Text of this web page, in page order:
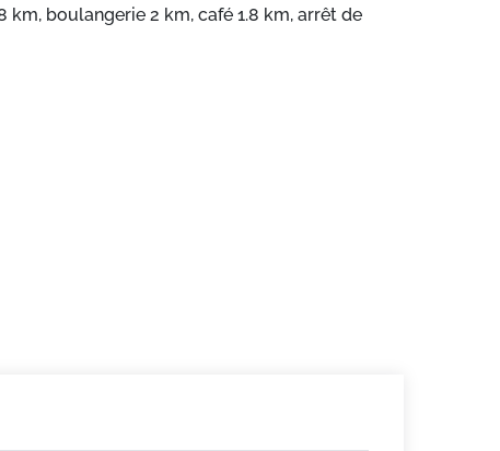
km, boulangerie 2 km, café 1.8 km, arrêt de
Port plaisance 25 km, terrain de golf (18